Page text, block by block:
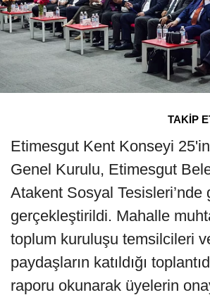
TAKİP
Etimesgut Kent Konseyi
Genel Kurulu, Etimesgut
Atakent Sosyal Tesisleri’nde
gerçekleştirildi. Mahalle
toplum kuruluşu temsilcileri
paydaşların katıldığı
raporu okunarak üyelerin